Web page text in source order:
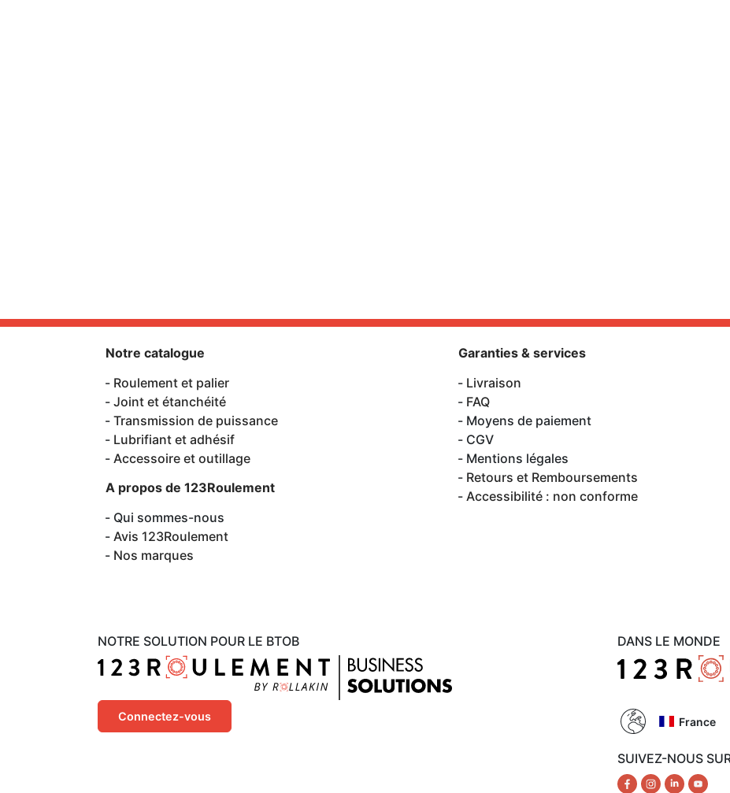
NOTRE SOLUTION POUR LE BTOB
Connectez-vous
Notre catalogue
Roulement et palier
Joint et étanchéité
Transmission de puissance
Lubrifiant et adhésif
Accessoire et outillage
A propos de 123Roulement
Qui sommes-nous
Avis 123Roulement
Nos marques
Garanties & services
Livraison
FAQ
Moyens de paiement
CGV
Mentions légales
Retours et Remboursements
Accessibilité : non conforme
DANS LE MONDE
France
SUIVEZ-NOUS